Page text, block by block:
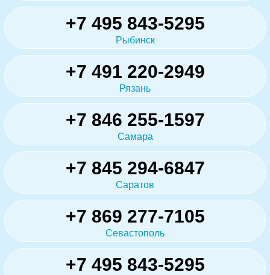
+7 495 843-5295
Рыбинск
+7 491 220-2949
Рязань
+7 846 255-1597
Самара
+7 845 294-6847
Саратов
+7 869 277-7105
Севастополь
+7 495 843-5295